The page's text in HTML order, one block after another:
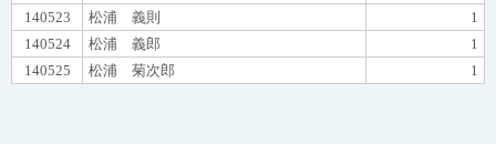
140523
松浦 義則
1
140524
松浦 義郎
1
140525
松浦 菊次郎 1